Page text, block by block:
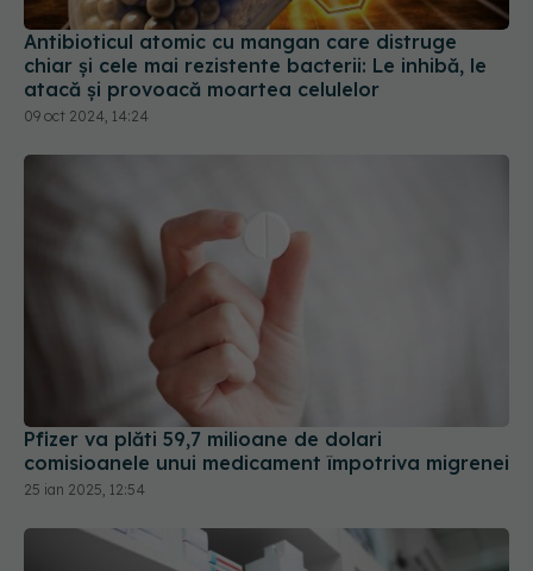
Antibioticul atomic cu mangan care distruge
chiar și cele mai rezistente bacterii: Le inhibă, le
atacă și provoacă moartea celulelor
09 oct 2024, 14:24
Pfizer va plăti 59,7 milioane de dolari
comisioanele unui medicament împotriva migrenei
25 ian 2025, 12:54